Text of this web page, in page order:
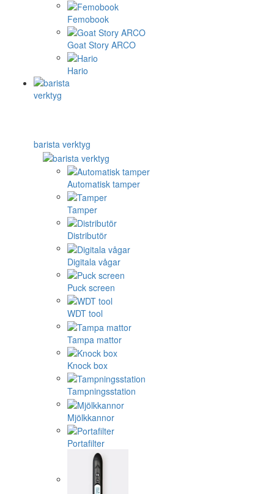
Femobook
Goat Story ARCO
Hario
barista verktyg
Automatisk tamper
Tamper
Distributör
Digitala vågar
Puck screen
WDT tool
Tampa mattor
Knock box
Tampningsstation
Mjölkkannor
Portafilter